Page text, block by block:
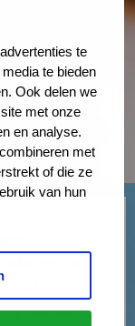
te
te bieden
Ook delen we
met onze
en analyse.
met
of die ze
van hun
niet
over uw